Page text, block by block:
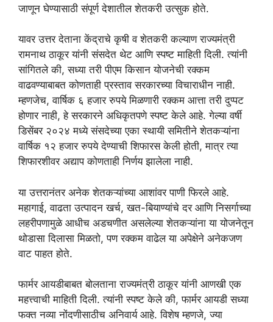
जाणून घेण्यासाठी संपूर्ण देशातील शेतकरी उत्सुक होते.
यावर उत्तर देताना केंद्राचे कृषी व शेतकरी कल्याण राज्यमंत्री
रामनाथ ठाकूर यांनी संसदेत थेट आणि स्पष्ट माहिती दिली. त्यांनी
सांगितले की, सध्या तरी पीएम किसान योजनेची रक्कम
वाढवण्याबाबत कोणताही प्रस्ताव सरकारच्या विचाराधीन नाही.
म्हणजेच, वार्षिक ६ हजार रुपये मिळणारी रक्कम आत्ता तरी दुप्पट
होणार नाही, हे सरकारने अधिकृतपणे स्पष्ट केले आहे. गेल्या वर्षी
डिसेंबर २०२४ मध्ये संसदेच्या एका स्थायी समितीने शेतकऱ्यांना
वार्षिक १२ हजार रुपये देण्याची शिफारस केली होती, मात्र त्या
शिफारशीवर अद्याप कोणताही निर्णय झालेला नाही.
या उत्तरानंतर अनेक शेतकऱ्यांच्या आशांवर पाणी फिरले आहे.
महागाई, वाढता उत्पादन खर्च, खत-बियाण्यांचे दर आणि निसर्गाच्या
लहरीपणामुळे आधीच अडचणीत असलेल्या शेतकऱ्यांना या योजनेतून
थोडासा दिलासा मिळतो, पण रक्कम वाढेल या अपेक्षेने अनेकजण
वाट पाहत होते.
फार्मर आयडीबाबत बोलताना राज्यमंत्री ठाकूर यांनी आणखी एक
महत्त्वाची माहिती दिली. त्यांनी स्पष्ट केले की, फार्मर आयडी सध्या
फक्त नव्या नोंदणीसाठीच अनिवार्य आहे. विशेष म्हणजे, ज्या